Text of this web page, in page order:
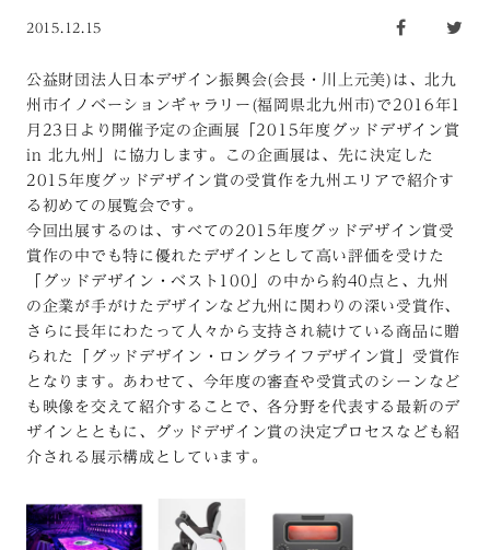
2015.12.15
公益財団法人日本デザイン振興会(会長・川上元美)は、北九
州市イノベーションギャラリー(福岡県北九州市)で2016年1
月23日より開催予定の企画展「2015年度グッドデザイン賞
in 北九州」に協力します。この企画展は、先に決定した
2015年度グッドデザイン賞の受賞作を九州エリアで紹介す
る初めての展覧会です。
今回出展するのは、すべての2015年度グッドデザイン賞受
賞作の中でも特に優れたデザインとして高い評価を受けた
「グッドデザイン・ベスト100」の中から約40点と、九州
の企業が手がけたデザインなど九州に関わりの深い受賞作、
さらに長年にわたって人々から支持され続けている商品に贈
られた「グッドデザイン・ロングライフデザイン賞」受賞作
となります。あわせて、今年度の審査や受賞式のシーンなど
も映像を交えて紹介することで、各分野を代表する最新のデ
ザインとともに、グッドデザイン賞の決定プロセスなども紹
介される展示構成としています。